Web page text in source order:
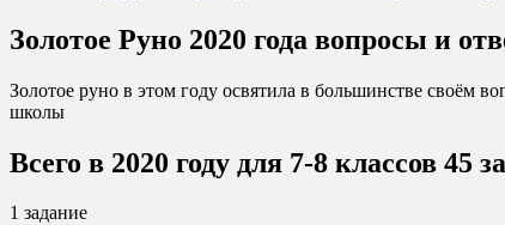
Золотое Руно 2020 года вопросы и
Золотое руно в этом году освятила в большинстве своём
школы
Всего в 2020 году для 7-8 классов 45
1 задание